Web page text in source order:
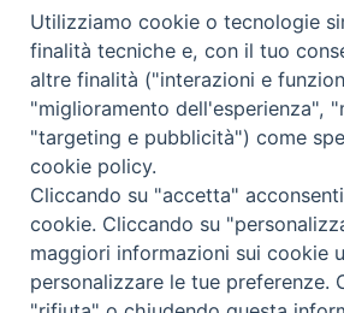
Statuto
Presidenza e ufficio presidenza
Consiglio scientifico
Coordinamento nazionale
Utilizziamo cookie o tecnologie
finalità tecniche e, con il tuo
altre finalità ("interazioni e
"miglioramento dell'esperienza",
"targeting e pubblicità") come
cookie policy.
Cliccando su "accetta"
cookie. Cliccando su
maggiori informazioni sui cookie
personalizzare le tue preferenze.